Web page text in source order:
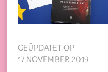
GEÜPDATET OP
17 NOVEMBER 2019